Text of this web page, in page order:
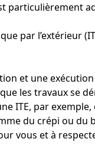
par l’extérieur
et une
les travaux se
ITE, par
du crépi ou du
vous et à